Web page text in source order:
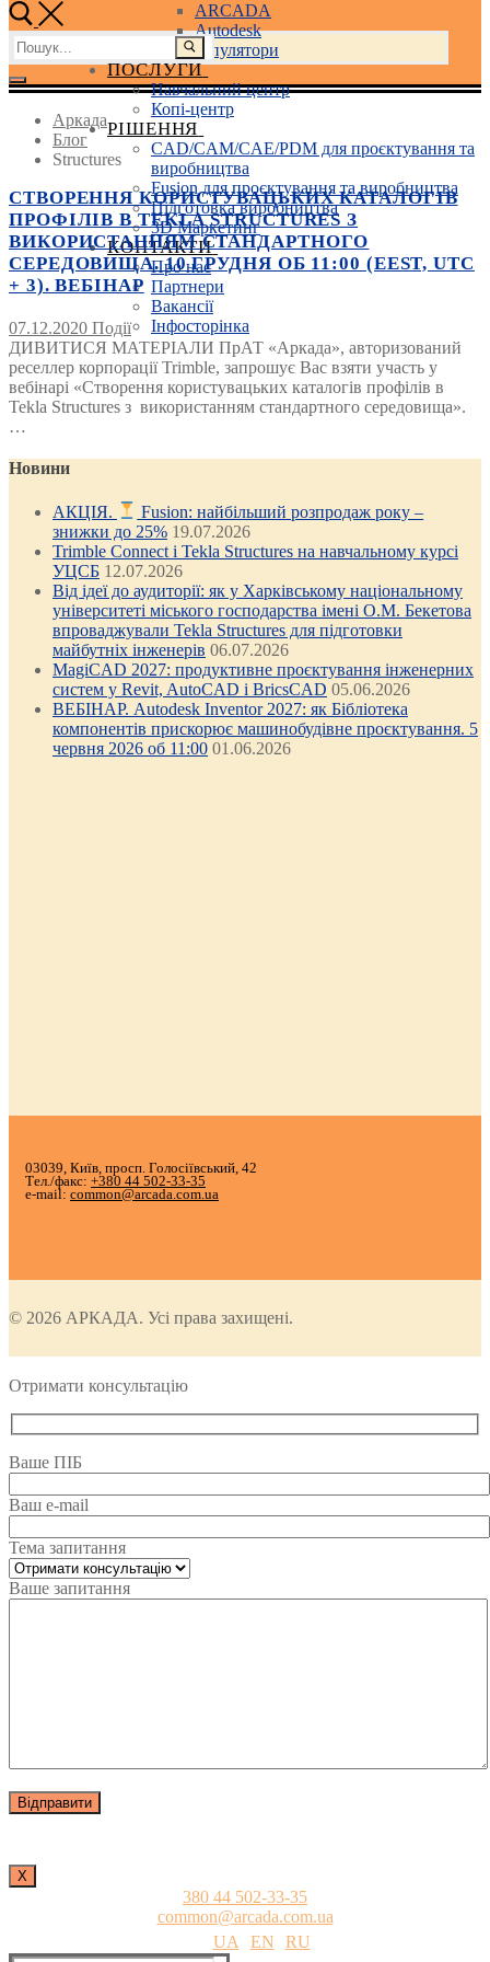
ARCADA
Autodesk
3D маніпулятори
ПОСЛУГИ
Навчальний центр
Копі-центр
РІШЕННЯ
CAD/CAM/CAE/PDM для проєктування та
виробництва
Fusion для проєктування та виробництва
Підготовка виробництва
3D Маркетинг
КОНТАКТИ
Про нас
Партнери
Вакансії
Інфосторінка
Пошук:
Аркада
Блог
Structures
СТВОРЕННЯ КОРИСТУВАЦЬКИХ КАТАЛОГІВ
ПРОФІЛІВ В TEKLA STRUCTURES З
ВИКОРИСТАННЯМ СТАНДАРТНОГО
СЕРЕДОВИЩА. 10 ГРУДНЯ ОБ 11:00 (EEST, UTC
+ 3). ВЕБІНАР
07.12.2020 Події
ДИВИТИСЯ МАТЕРІАЛИ ПрАТ «Аркада», авторизований
реселлер корпорації Trimble, запрошує Вас взяти участь у
вебінарі «Створення користувацьких каталогів профілів в
Tekla Structures з використанням стандартного середовища».
…
Новини
АКЦІЯ.
Fusion: найбільший розпродаж року –
знижки до 25% 19.07.2026
Trimble Connect і Tekla Structures на навчальному курсі
УЦСБ 12.07.2026
Від ідеї до аудиторії: як у Харківському національному
університеті міського господарства імені О.М. Бекетова
впроваджували Tekla Structures для підготовки
майбутніх інженерів 06.07.2026
MagiCAD 2027: продуктивне проєктування інженерних
систем у Revit, AutoCAD і BricsCAD 05.06.2026
ВЕБІНАР. Autodesk Inventor 2027: як Бібліотека
компонентів прискорює машинобудівне проєктування. 5
червня 2026 об 11:00 01.06.2026
03039, Київ, просп. Голосіївський, 42
Тел./факс: +380 44 502-33-35
e-mail: common@arcada.com.ua
© 2026 АРКАДА. Усі права захищені.
Отримати консультацію
Ваше ПІБ
Ваш e-mail
Тема запитання
Ваше запитання
Х
380 44 502-33-35
common@arcada.com.ua
UA
EN
RU